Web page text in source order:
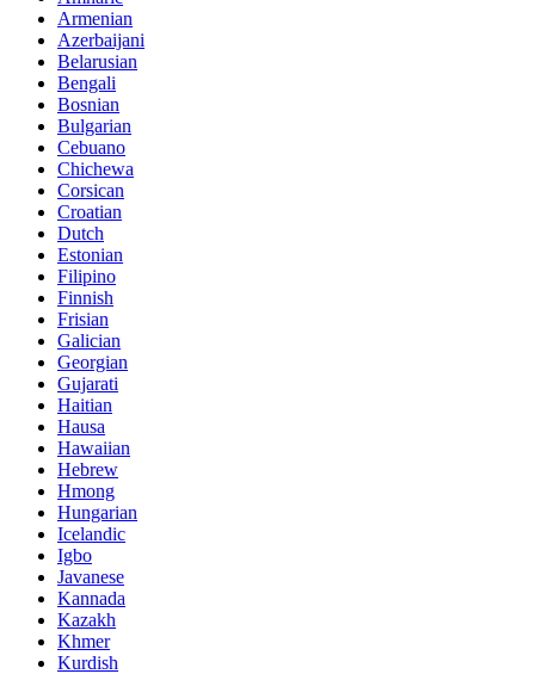
Armenian
Azerbaijani
Belarusian
Bengali
Bosnian
Bulgarian
Cebuano
Chichewa
Corsican
Croatian
Dutch
Estonian
Filipino
Finnish
Frisian
Galician
Georgian
Gujarati
Haitian
Hausa
Hawaiian
Hebrew
Hmong
Hungarian
Icelandic
Igbo
Javanese
Kannada
Kazakh
Khmer
Kurdish